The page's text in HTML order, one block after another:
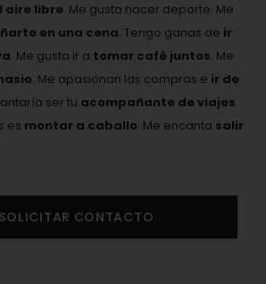
aire libre. Me gusta hacer deporte. Me
en una cena. Tengo ganas de ir
. Me gusta ir a tomar café juntos. Me
. Me apasionan las compras e ir de
ser tu acompañante de viajes.
es montar a caballo. Me encanta salir
SOLICITAR CONTACTO